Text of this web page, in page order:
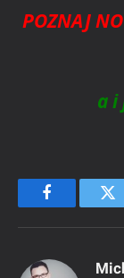
POZNAJ
a i
Facebook